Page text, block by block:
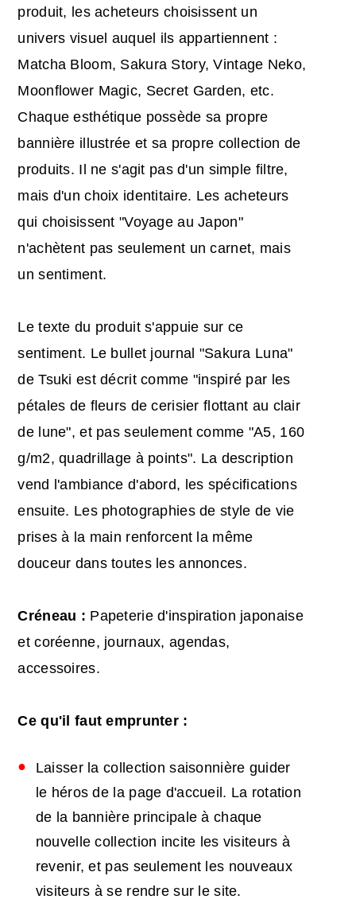
produit, les acheteurs choisissent un
univers visuel auquel ils appartiennent :
Matcha Bloom, Sakura Story, Vintage Neko,
Moonflower Magic, Secret Garden, etc.
Chaque esthétique possède sa propre
bannière illustrée et sa propre collection de
produits. Il ne s'agit pas d'un simple filtre,
mais d'un choix identitaire. Les acheteurs
qui choisissent "Voyage au Japon"
n'achètent pas seulement un carnet, mais
un sentiment.
Le texte du produit s'appuie sur ce
sentiment. Le bullet journal "Sakura Luna"
de Tsuki est décrit comme "inspiré par les
pétales de fleurs de cerisier flottant au clair
de lune", et pas seulement comme "A5, 160
g/m2, quadrillage à points". La description
vend l'ambiance d'abord, les spécifications
ensuite. Les photographies de style de vie
prises à la main renforcent la même
douceur dans toutes les annonces.
Créneau : Papeterie d'inspiration japonaise
et coréenne, journaux, agendas,
accessoires.
Ce qu'il faut emprunter :
Laisser la collection saisonnière guider
le héros de la page d'accueil. La rotation
de la bannière principale à chaque
nouvelle collection incite les visiteurs à
revenir, et pas seulement les nouveaux
visiteurs à se rendre sur le site.